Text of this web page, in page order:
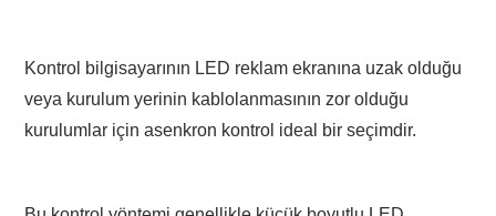
Kontrol bilgisayarının LED reklam ekranına uzak olduğu
veya kurulum yerinin kablolanmasının zor olduğu
kurulumlar için asenkron kontrol ideal bir seçimdir.